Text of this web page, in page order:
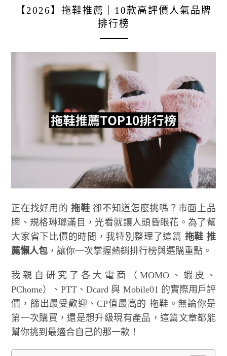
【2026】拖鞋推薦｜10款高評價人氣品牌
排行榜
正在找好用的拖鞋 卻不知道怎麼挑嗎？市面上品
牌、規格琳瑯滿目，光看就讓人頭昏眼花。為了幫
大家省下比價的時間，我特別整理了這篇 拖鞋 推
薦懶人包 ，讓你一次掌握熱銷排行榜與選購重點。
我親自研究了各大電商（MOMO、蝦皮、
PChome）、PTT、Dcard 與 Mobile01 的實際用戶評
價，篩出最受歡迎、CP值最高的 拖鞋。無論你是
第一次購買，還是想升級現有產品，這篇文章都能
幫你挑到最適合自己的那一款！